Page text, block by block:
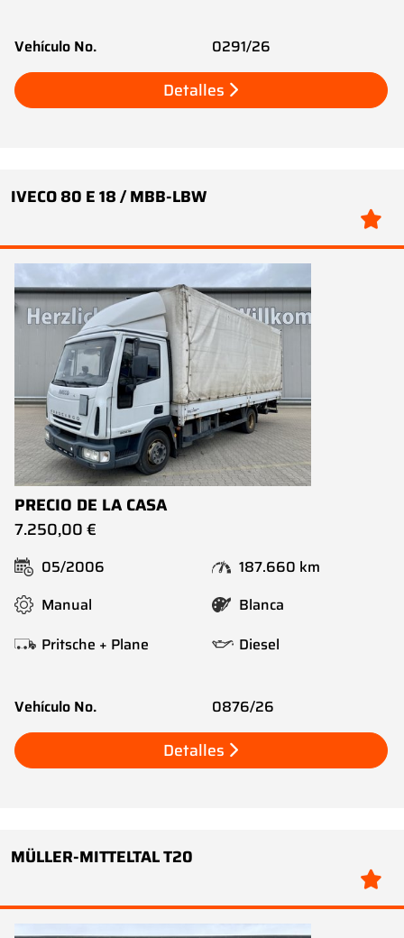
Vehículo No. 0291/26
Detalles
IVECO 80 E 18 / MBB-LBW
PRECIO DE LA CASA
7.250,00 €
05/2006
187.660 km
Manual
Blanca
Pritsche + Plane
Diesel
Vehículo No. 0876/26
Detalles
MÜLLER-MITTELTAL T20